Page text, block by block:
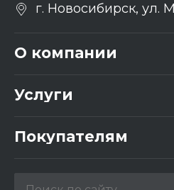
г. Новосибирск, ул.
О компании
Услуги
Покупателям